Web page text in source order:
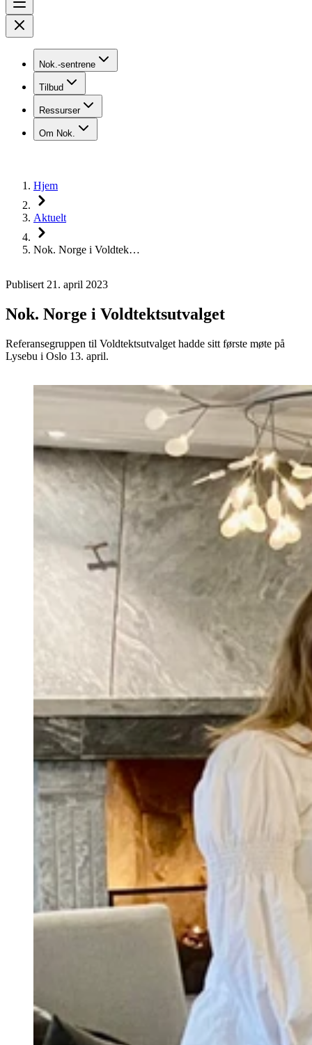
Nok.-sentrene
Tilbud
Ressurser
Om Nok.
Hjem
Aktuelt
Nok. Norge i Voldtek…
Publisert 21. april 2023
Nok. Norge i Voldtektsutvalget
Referansegruppen til Voldtektsutvalget hadde sitt første møte på
Lysebu i Oslo 13. april.